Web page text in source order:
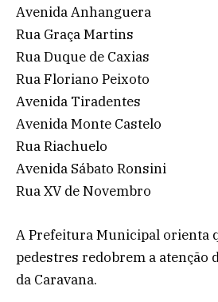
Avenida Anhanguera
Rua Graça Martins
Rua Duque de Caxias
Rua Floriano Peixoto
Avenida Tiradentes
Avenida Monte Castelo
Rua Riachuelo
Avenida Sábato Ronsini
Rua XV de Novembro
A Prefeitura Municipal orienta
pedestres redobrem a atenção
da Caravana.